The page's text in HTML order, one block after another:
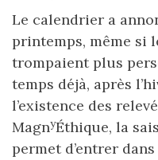
Le calendrier a
printemps, même si
trompaient plus
temps déjà, après
l’existence des
MagnyÉthique, la
permet d’entrer